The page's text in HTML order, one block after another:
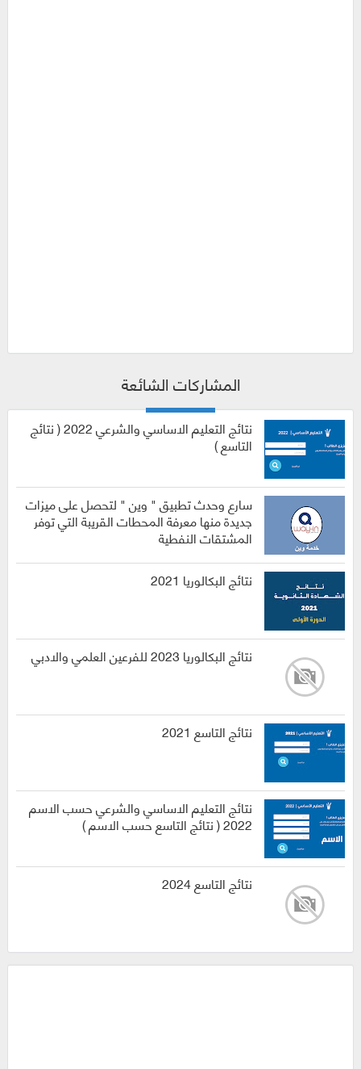
المشاركات الشائعة
نتائج التعليم الاساسي والشرعي 2022 ( نتائج
التاسع )
سارع وحدث تطبيق " وين " لتحصل على ميزات
جديدة منها معرفة المحطات القريبة التي توفر
المشتقات النفطية
نتائج البكالوريا 2021
نتائج البكالوريا 2023 للفرعين العلمي والادبي
نتائج التاسع 2021
نتائج التعليم الاساسي والشرعي حسب الاسم
2022 ( نتائج التاسع حسب الاسم )
نتائج التاسع 2024